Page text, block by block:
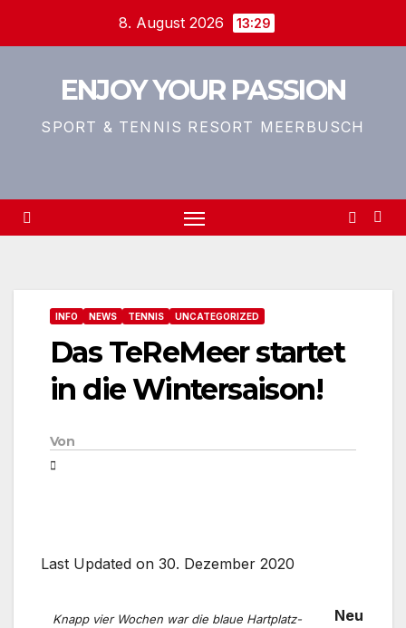
8. August 2026 13:29
ENJOY YOUR PASSION
SPORT & TENNIS RESORT MEERBUSCH
INFO NEWS TENNIS UNCATEGORIZED
Das TeReMeer startet
in die Wintersaison!
Von
Last Updated on 30. Dezember 2020
Knapp vier Wochen war die blaue Hartplatz-
Neu